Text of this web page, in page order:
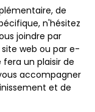
de
n'hésitez
joindre par
web ou par e-
un plaisir de
accompagner
et de